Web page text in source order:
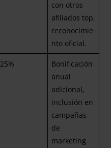
con otros
afiliados top,
reconocimie
nto oficial.
25%
Bonificación
anual
adicional,
inclusión en
campañas
de
marketing